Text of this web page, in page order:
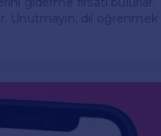
Unutmayın, dil öğrenmek